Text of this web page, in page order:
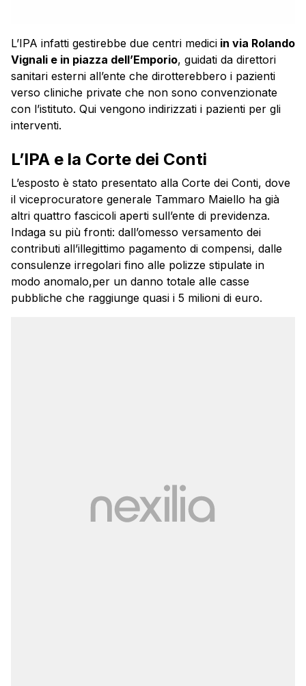
L’IPA infatti gestirebbe due centri medici in via Rolando
Vignali e in piazza dell’Emporio, guidati da direttori
sanitari esterni all’ente che dirotterebbero i pazienti
verso cliniche private che non sono convenzionate
con l’istituto. Qui vengono indirizzati i pazienti per gli
interventi.
L’IPA e la Corte dei Conti
L’esposto è stato presentato alla Corte dei Conti, dove
il viceprocuratore generale Tammaro Maiello ha già
altri quattro fascicoli aperti sull’ente di previdenza.
Indaga su più fronti: dall’omesso versamento dei
contributi all’illegittimo pagamento di compensi, dalle
consulenze irregolari fino alle polizze stipulate in
modo anomalo,per un danno totale alle casse
pubbliche che raggiunge quasi i 5 milioni di euro.